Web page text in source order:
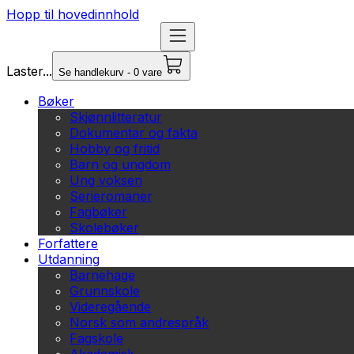
Hopp til hovedinnhold
Laster... Se handlekurv - 0 vare
Bøker
Skjønnlitteratur
Dokumentar og fakta
Hobby og fritid
Barn og ungdom
Ung voksen
Serieromaner
Fagbøker
Skolebøker
Forfattere
Utdanning
Barnehage
Grunnskole
Videregående
Norsk som andrespråk
Fagskole